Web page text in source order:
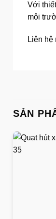
Với
môi
Liên
SẢN